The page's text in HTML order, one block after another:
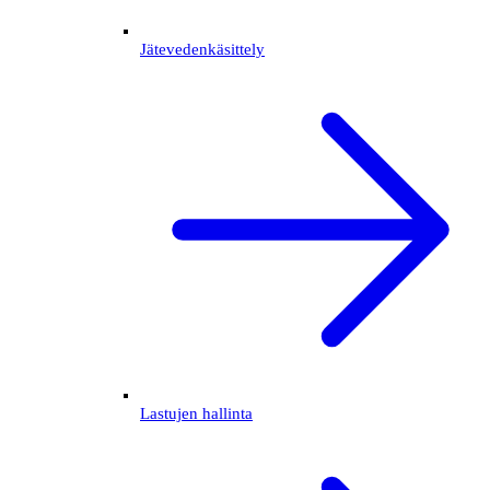
Jätevedenkäsittely
Lastujen hallinta